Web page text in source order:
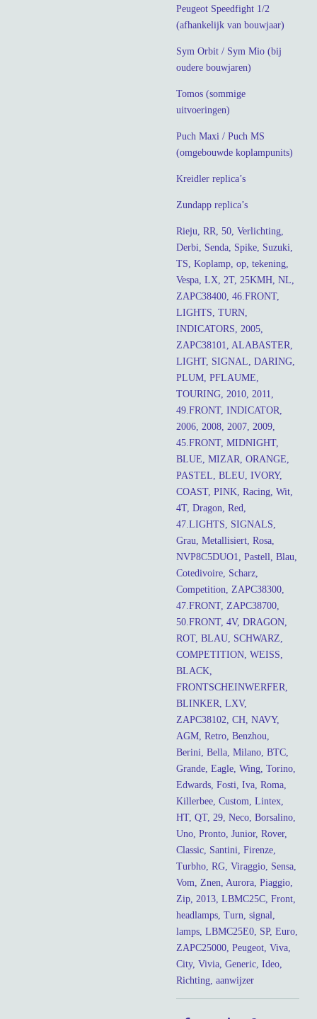
Peugeot Speedfight 1/2
(afhankelijk van bouwjaar)
Sym Orbit / Sym Mio (bij
oudere bouwjaren)
Tomos (sommige
uitvoeringen)
Puch Maxi / Puch MS
(omgebouwde koplampunits)
Kreidler replica’s
Zundapp replica’s
Rieju, RR, 50, Verlichting,
Derbi, Senda, Spike, Suzuki,
TS, Koplamp, op, tekening,
Vespa, LX, 2T, 25KMH, NL,
ZAPC38400, 46.FRONT,
LIGHTS, TURN,
INDICATORS, 2005,
ZAPC38101, ALABASTER,
LIGHT, SIGNAL, DARING,
PLUM, PFLAUME,
TOURING, 2010, 2011,
49.FRONT, INDICATOR,
2006, 2008, 2007, 2009,
45.FRONT, MIDNIGHT,
BLUE, MIZAR, ORANGE,
PASTEL, BLEU, IVORY,
COAST, PINK, Racing, Wit,
4T, Dragon, Red,
47.LIGHTS, SIGNALS,
Grau, Metallisiert, Rosa,
NVP8C5DUO1, Pastell, Blau,
Cotedivoire, Scharz,
Competition, ZAPC38300,
47.FRONT, ZAPC38700,
50.FRONT, 4V, DRAGON,
ROT, BLAU, SCHWARZ,
COMPETITION, WEISS,
BLACK,
FRONTSCHEINWERFER,
BLINKER, LXV,
ZAPC38102, CH, NAVY,
AGM, Retro, Benzhou,
Berini, Bella, Milano, BTC,
Grande, Eagle, Wing, Torino,
Edwards, Fosti, Iva, Roma,
Killerbee, Custom, Lintex,
HT, QT, 29, Neco, Borsalino,
Uno, Pronto, Junior, Rover,
Classic, Santini, Firenze,
Turbho, RG, Viraggio, Sensa,
Vom, Znen, Aurora, Piaggio,
Zip, 2013, LBMC25C, Front,
headlamps, Turn, signal,
lamps, LBMC25E0, SP, Euro,
ZAPC25000, Peugeot, Viva,
City, Vivia, Generic, Ideo,
Richting, aanwijzer